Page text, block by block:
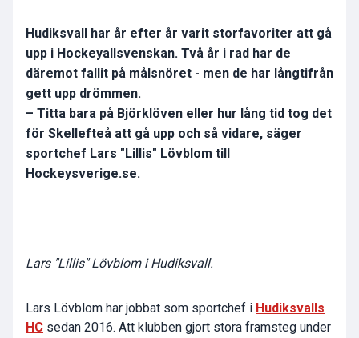
Hudiksvall har år efter år varit storfavoriter att gå
upp i Hockeyallsvenskan. Två år i rad har de
däremot fallit på målsnöret - men de har långtifrån
gett upp drömmen.
– Titta bara på Björklöven eller hur lång tid tog det
för Skellefteå att gå upp och så vidare, säger
sportchef Lars "Lillis" Lövblom till
Hockeysverige.se.
Lars "Lillis" Lövblom i Hudiksvall.
Lars Lövblom har jobbat som sportchef i Hudiksvalls
HC sedan 2016. Att klubben gjort stora framsteg under